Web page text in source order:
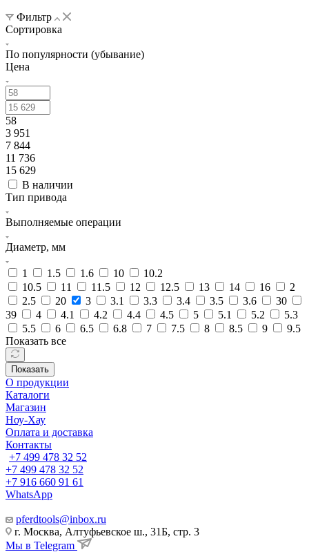
Фильтр
Сортировка
По популярности (убывание)
Цена
58
3 951
7 844
11 736
15 629
В наличии
Тип привода
Выполняемые операции
Диаметр, мм
1 1.5 1.6 10
10.2
10.5
11 11.5 12 12.5 13 14 16
2
2.5
20 3 3.1 3.3 3.4 3.5 3.6
30
39
4 4.1 4.2 4.4 4.5 5 5.1 5.2
5.3
5.5
6 6.5 6.8 7 7.5 8 8.5 9
9.5
Показать все
Показать
О продукции
Каталоги
Магазин
Ноу-Хау
Оплата и доставка
Контакты
+7 499 478 32 52
+7 499 478 32 52
+7 916 660 91 61
WhatsApp
pferdtools@inbox.ru
г. Москва, Алтуфьевское ш., 31Б, стр. 3
Мы в Telegram